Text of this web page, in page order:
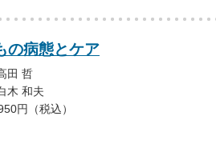
の病態とケア
田 哲
木 和夫
円（税込）